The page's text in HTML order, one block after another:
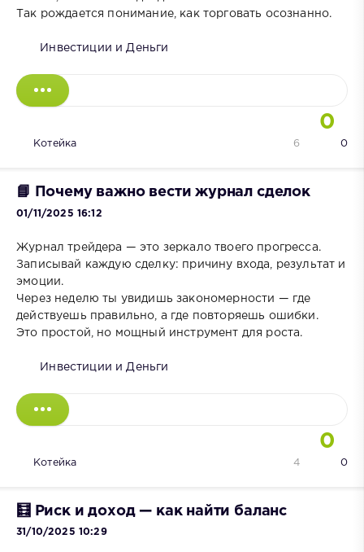
Так рождается понимание, как торговать осознанно.
Инвестиции и Деньги
0
Котейка 0
6
📘 Почему важно вести журнал сделок
01/11/2025 16:12
Журнал трейдера — это зеркало твоего прогресса.
Записывай каждую сделку: причину входа, результат и
эмоции.
Через неделю ты увидишь закономерности — где
действуешь правильно, а где повторяешь ошибки.
Это простой, но мощный инструмент для роста.
Инвестиции и Деньги
0
Котейка 0
4
🧮 Риск и доход — как найти баланс
31/10/2025 10:29